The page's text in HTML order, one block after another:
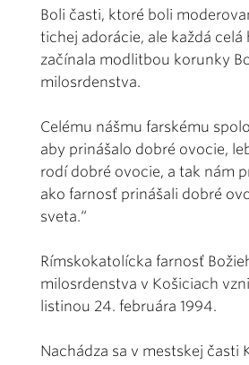
Boli časti, ktoré boli
tichej adorácie, ale každá celá
začínala modlitbou korunky
milosrdenstva.
Celému nášmu farskému
aby prinášalo dobré ovocie,
rodí dobré ovocie, a tak nám
ako farnosť prinášali dobré
sveta.“
Rímskokatolícka farnosť
milosrdenstva v Košiciach
listinou 24. februára 1994.
Nachádza sa v mestskej časti